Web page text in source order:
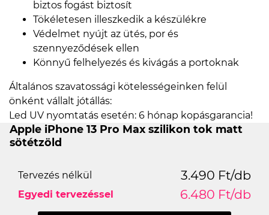
biztos fogást biztosít
Tökéletesen illeszkedik a készülékre
Védelmet nyújt az ütés, por és
szennyeződések ellen
Könnyű felhelyezés és kivágás a portoknak
Általános szavatossági kötelességeinken felül
önként vállalt jótállás:
Led UV nyomtatás esetén: 6 hónap kopásgarancia!
Apple iPhone 13 Pro Max szilikon tok matt
sötétzöld
Tervezés nélkül 3.490 Ft/db
Egyedi tervezéssel 6.480 Ft/db